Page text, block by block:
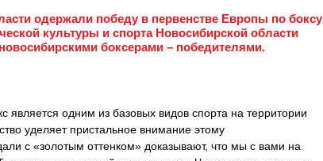
одержали победу в первенстве Европы по боксу
культуры и спорта Новосибирской области
боксерами – победителями.
является одним из базовых видов спорта на территории
уделяет пристальное внимание этому
с «золотым оттенком» доказывают, что мы с вами на